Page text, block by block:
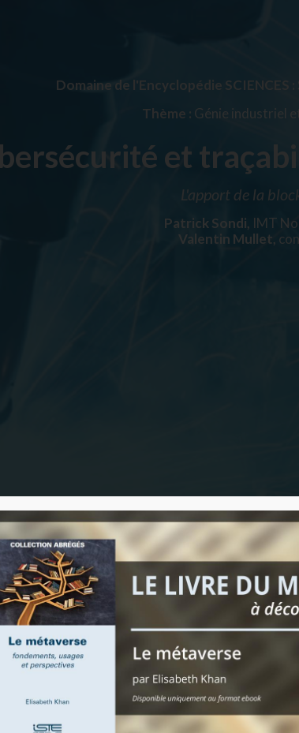
Domaine de l'Encyclopédie SCIENCES :
Thème : Génie industriel
et
L'apport de la
Patrick Sondi, IMT
Valentin Mullet,